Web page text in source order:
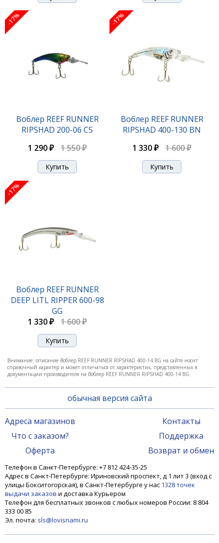
-17%
-17%
1 290 ₽
Воблер REEF RUNNER RIPSHAD 200-130 BN
1 290 ₽ 1 550 ₽
-17%
-17%
Воблер REEF RUNNER
RIPSHAD 200-06 CS
1 290 ₽
1 550 ₽
-17%
Воблер REEF RUNNER
RIPSHAD 400-130 BN
1 330 ₽
1 600 ₽
-17%
Воблер REEF RUNNER
DEEP LITL RIPPER 600-98
GG
1 330 ₽
1 600 ₽
Внимание: описание Воблер REEF RUNNER RIPSHAD 400-14 BG на сайте носит
справочный характер и может отличаться от характеристик, представленных в
документации производителя на Воблер REEF RUNNER RIPSHAD 400-14 BG.
обычная версия сайта
Адреса магазинов
Что с заказом?
Оферта
Контакты
Поддержка
Возврат и обмен
Телефон в Санкт-Петербурге: +7 812 424-35-25
Адрес в Санкт-Петербурге: Ириновский проспект, д 1 лит 3 (вход с
улицы Бокситогорская), в Санкт-Петербурге у нас 1328 точек
выдачи заказов и доставка Курьером
Телефон для бесплатных звонков с любых номеров России: 8 804
333 00 85
Эл. почта: sls@lovisnami.ru